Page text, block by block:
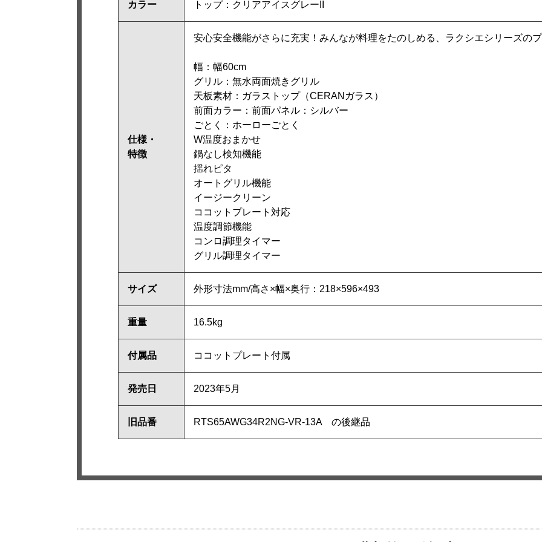
カラー トップ：クリアアイスグレーII
仕様・
特徴
安心安全機能がさらに充実！みんなが料理をたのしめる、ラクシエシリーズのプ
幅：幅60cm
グリル：無水両面焼きグリル
天板素材：ガラストップ（CERANガラス）
前面カラー：前面パネル：シルバー
ごとく：ホーローごとく
W温度おまかせ
鍋なし検知機能
揺れピタ
オートグリル機能
イージークリーン
ココットプレート対応
温度調節機能
コンロ調理タイマー
グリル調理タイマー
サイズ 外形寸法mm/高さ×幅×奥行：218×596×493
重量 16.5kg
付属品 ココットプレート付属
発売日 2023年5月
旧品番 RTS65AWG34R2NG-VR-13A の後継品